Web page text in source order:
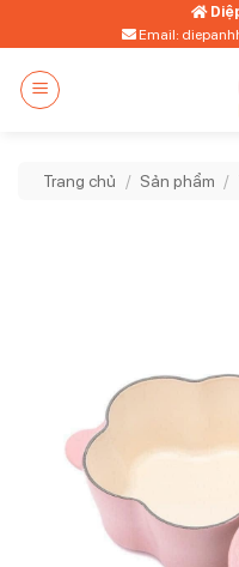
qua
dung
Email:
Trang chủ / Sản phẩm /